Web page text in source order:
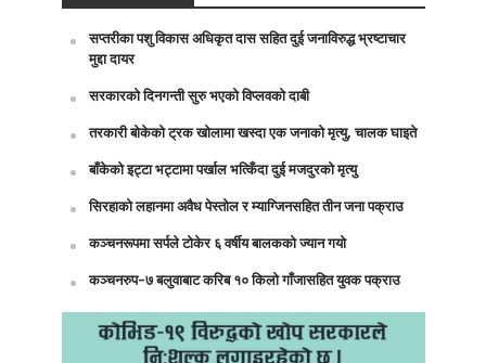
सप्तरीका पशु विकास अधिकृत दास सहित दुई जनाविरुद्ध भ्रष्टाचार
मुद्दा दायर
सरकारको दिनगन्ती सुरु भएको विप्लवको दाबी
तरकारी बोकेको ट्रक खोलामा खस्दा एक जनाको मृत्यु, चालक घाइते
बाँकेको इट्टा भट्टामा पर्खाल भत्किँदा दुई मजदुरको मृत्यु
सिरहाको लहानमा अवैध पेस्तोल र म्याग्जिनसहित तीन जना पक्राउ
कञ्चनरूपमा सर्पले टोकेर ६ वर्षीय बालकको ज्यान गयो
कञ्चनरुप-७ बलुवाबाट करिब १० किलो गाँजासहित युवक पक्राउ